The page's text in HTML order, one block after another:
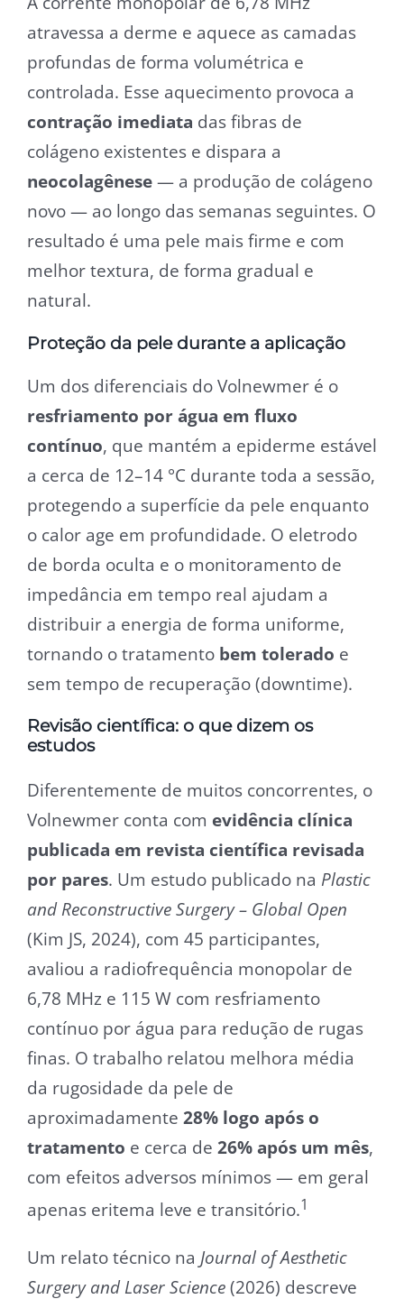
atravessa a derme e aquece as camadas
profundas de forma volumétrica e
controlada. Esse aquecimento provoca a
contração imediata das fibras de
colágeno existentes e dispara a
neocolagênese — a produção de colágeno
novo — ao longo das semanas seguintes. O
resultado é uma pele mais firme e com
melhor textura, de forma gradual e
natural.
Proteção da pele durante a aplicação
Um dos diferenciais do Volnewmer é o
resfriamento por água em fluxo
contínuo, que mantém a epiderme estável
a cerca de 12–14 °C durante toda a sessão,
protegendo a superfície da pele enquanto
o calor age em profundidade. O eletrodo
de borda oculta e o monitoramento de
impedância em tempo real ajudam a
distribuir a energia de forma uniforme,
tornando o tratamento bem tolerado e
sem tempo de recuperação (downtime).
Revisão científica: o que dizem os
estudos
Diferentemente de muitos concorrentes, o
Volnewmer conta com evidência clínica
publicada em revista científica revisada
por pares. Um estudo publicado na Plastic
and Reconstructive Surgery – Global Open
(Kim JS, 2024), com 45 participantes,
avaliou a radiofrequência monopolar de
6,78 MHz e 115 W com resfriamento
contínuo por água para redução de rugas
finas. O trabalho relatou melhora média
da rugosidade da pele de
aproximadamente 28% logo após o
tratamento e cerca de 26% após um mês,
com efeitos adversos mínimos — em geral
apenas eritema leve e transitório.1
Um relato técnico na Journal of Aesthetic
Surgery and Laser Science (2026) descreve